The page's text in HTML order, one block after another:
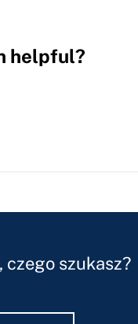
helpful?
szukasz?